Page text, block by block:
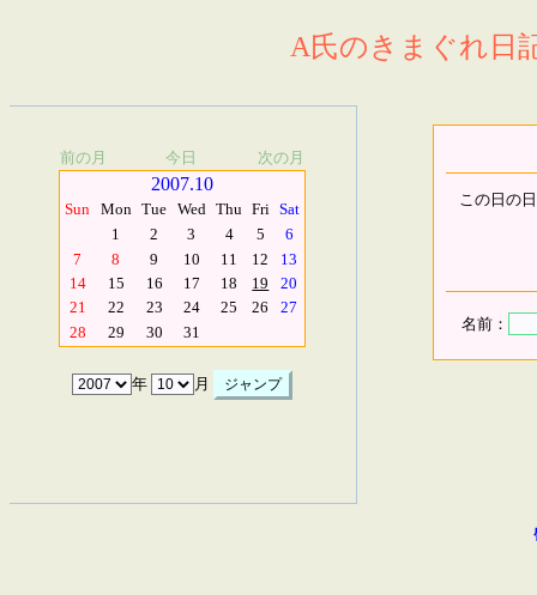
A氏のきまぐれ日
前の月 今日 次の月
2007.10
Sun Mon Tue Wed Thu Fri Sat
1
2 3 4 5
6
7
8 9 10 11 12
13
14
15 16 17 18 19
20
21
22 23 24 25 26
27
28
29 30 31
年 月
この日の
名前：